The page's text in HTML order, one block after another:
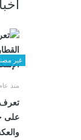
غير
منذ
تعرف
على